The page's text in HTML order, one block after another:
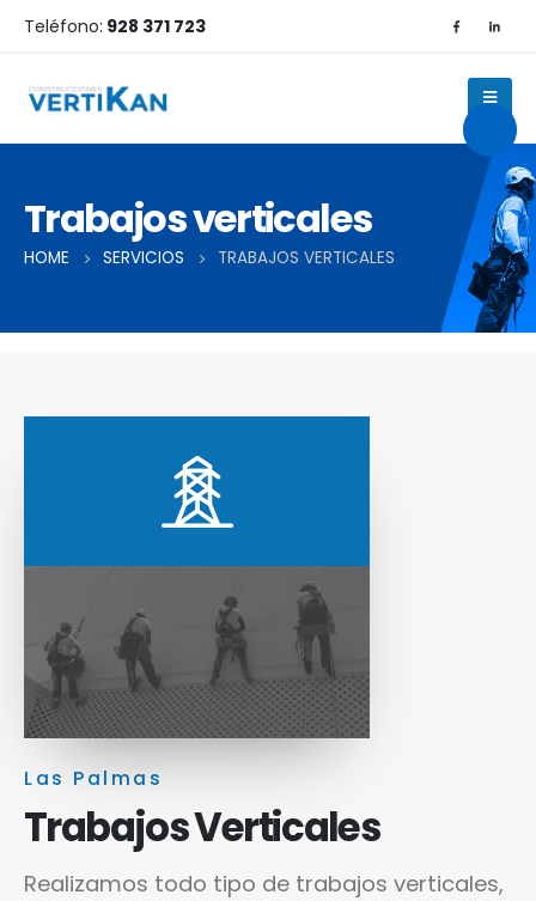
Teléfono: 928 371 723
Trabajos verticales
HOME SERVICIOS TRABAJOS VERTICALES
Las Palmas
Trabajos Verticales
Realizamos todo tipo de trabajos verticales,